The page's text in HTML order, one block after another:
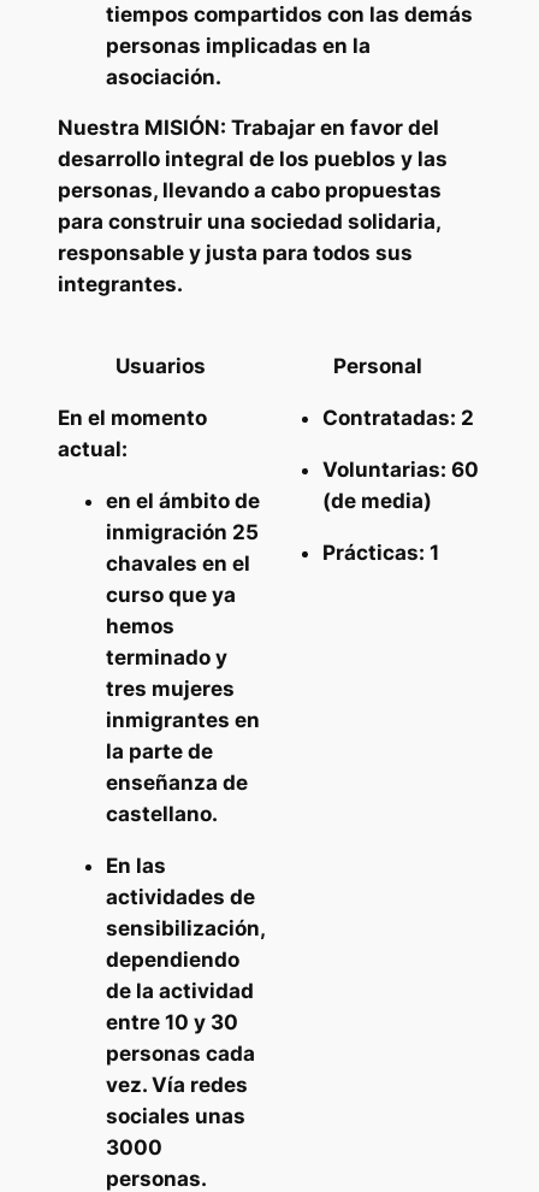
tiempos compartidos con las demás
personas implicadas en la
asociación.
Nuestra MISIÓN: Trabajar en favor del
desarrollo integral de los pueblos y las
personas, llevando a cabo propuestas
para construir una sociedad solidaria,
responsable y justa para todos sus
integrantes.
Usuarios
En el momento
actual:
en el ámbito de
inmigración 25
chavales en el
curso que ya
hemos
terminado y
tres mujeres
inmigrantes en
la parte de
enseñanza de
castellano.
En las
actividades de
sensibilización,
dependiendo
de la actividad
entre 10 y 30
personas cada
vez. Vía redes
sociales unas
3000
personas.
Personal
Contratadas: 2
Voluntarias: 60
(de media)
Prácticas: 1